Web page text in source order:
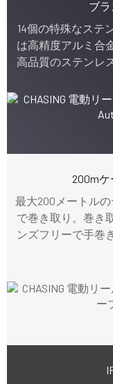
ブ
14個の特殊なステ
は高精度アルミ合
高品質のステンレ
200mケ
最大200メートル
で巻き取り。巻き
ンズフリーで手巻